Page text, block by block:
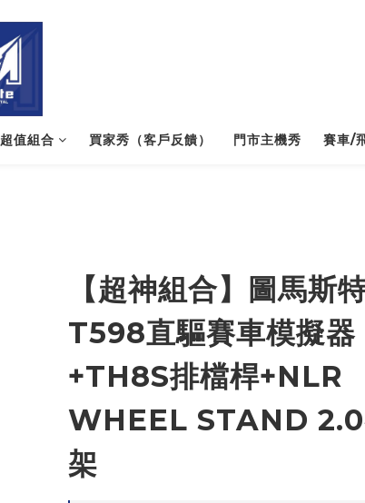
超值組合 買家秀（客戶反饋） 門市主機秀 賽車/
【超神組合】圖馬斯
T598直驅賽車模擬器
+TH8S排檔桿+NLR
WHEEL STAND
架